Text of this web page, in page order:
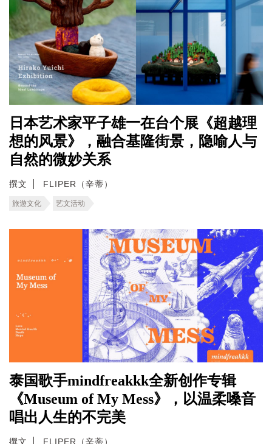
日本艺术家平子雄一在台个展《超越理
想的风景》，融合基隆街景，隐喻人与
自然的微妙关系
撰文 FLIPER（辛蒂）
旅遊文化 艺文活动
泰国歌手mindfreakkk全新创作专辑
《Museum of My Mess》，以温柔嗓音
唱出人生的不完美
撰文 FLIPER（辛蒂）